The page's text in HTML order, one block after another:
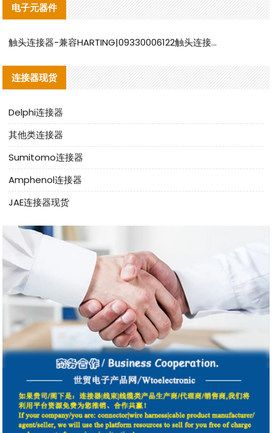
电子元器件
触头连接器-兼容HARTING|09330006122触头连接器替代品说明
连接器现货
Delphi连接器
其他类连接器
Sumitomo连接器
Amphenol连接器
JAE连接器现货